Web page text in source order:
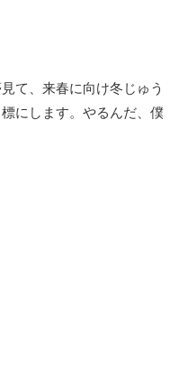
て、来春に向け冬じゅう
にします。やるんだ、僕